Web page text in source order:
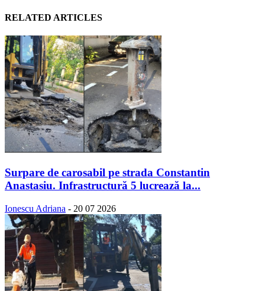
RELATED ARTICLES
Surpare de carosabil pe strada Constantin
Anastasiu. Infrastructură 5 lucrează la...
Ionescu Adriana - 20 07 2026